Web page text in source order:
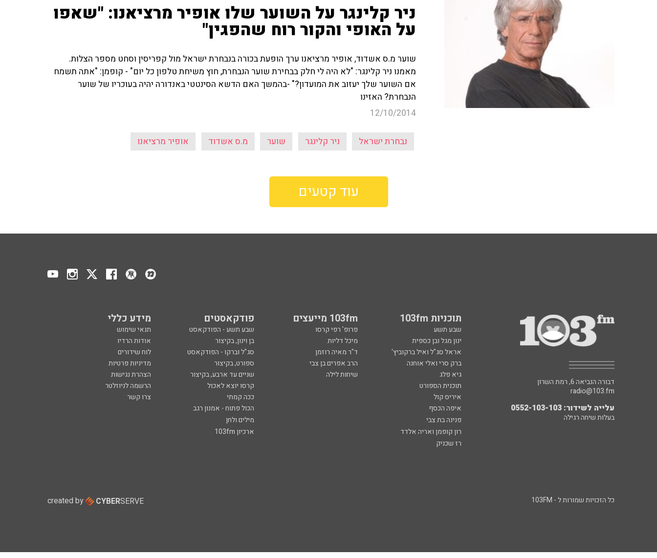
ניר קלינגר על השוער שלו אופיר מרציאנו: "שאפו
על האופי והקור רוח שהפגין"
שוער מ.ס אשדוד, אופיר מרציאנו ערך הופעת בכורה בנבחרת ישראל מול קפריסין וסחט מספר הצלות.
מאמנו ניר קלינגר: "לא היה לי חלק בבחירת שוער הנבחרת, חוץ משיחת טלפון כל יום" - קופמן: "אתה תשמח
אם השוער שלך יעזוב את המועדון?" -בהמשך האם הדשא הסינטטי באנדורה יהיה בעוכריו של שוער
הנבחרת? האזינו
12/10/2014
נבחרת ישראל ניר קלינגר שוער מ.ס אשדוד אופיר מרציאנו
עוד קטעים
תוכניות 103fm 103fm מייעצים פודקאסטים מידע כללי
שבע תשע פרופ' רפי קרסו שבע תשע - הפודקאסט
תנאי שימוש
ינון מגל ובן כספית
מיכל דליות בן וינון, בקיצור
אודות הרדיו
אראל סג"ל ואיל ברקוביץ'
ד"ר מאיה רוזמן סג"ל וברקו - הפודקאסט
לוח שידורים
ברק סרי ואלי אוחנה
הרב אפרים בן צבי ספורט, בקיצור
מדיניות פרטיות
גיא פלג
שיחות לילה שניים עד ארבע, בקיצור
הצהרת נגישות
תוכנית הספורט
קרסו יוצא לאכול
הרשמה לניוזלטר
איריס קול
ככה קמתי
צרו קשר
איפה הכסף
הכול פתוח - אמנון רגב
פנינה בת צבי
מילים ולחן
רון קופמן ואריה אלדד
ארכיון 103fm
רז שכניק
דבורה הנביאה 6, רמת השרון
radio@103.fm
עלייה לשידור: 0552-103-103
בעלות שיחה רגילה
כל הזכויות שמורות ל - 103FM created by CYBERSERVE